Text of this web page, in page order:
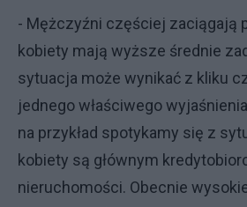
- Mężczyźni częściej zaciągają
kobiety mają wyższe średnie
sytuacja może wynikać z kliku
jednego właściwego
na przykład spotykamy się z
kobiety są głównym
nieruchomości. Obecnie